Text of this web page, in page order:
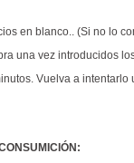
en blanco.. (Si no lo
una vez introducidos
Vuelva a intentarlo